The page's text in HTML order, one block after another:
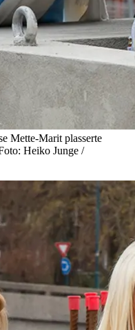
Mette-Marit plasserte
Heiko Junge /